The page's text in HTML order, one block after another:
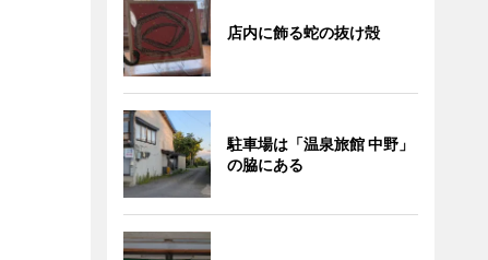
店内に飾る蛇の抜け殻
駐車場は「温泉旅館 中野」
の脇にある